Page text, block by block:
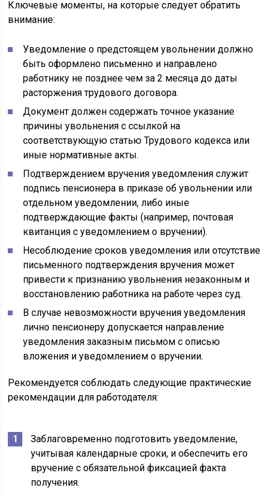
Ключевые моменты, на которые следует обратить
внимание:
Уведомление о предстоящем увольнении должно
быть оформлено письменно и направлено
работнику не позднее чем за 2 месяца до даты
расторжения трудового договора.
Документ должен содержать точное указание
причины увольнения с ссылкой на
соответствующую статью Трудового кодекса или
иные нормативные акты.
Подтверждением вручения уведомления служит
подпись пенсионера в приказе об увольнении или
отдельном уведомлении, либо иные
подтверждающие факты (например, почтовая
квитанция с уведомлением о вручении).
Несоблюдение сроков уведомления или отсутствие
письменного подтверждения вручения может
привести к признанию увольнения незаконным и
восстановлению работника на работе через суд.
В случае невозможности вручения уведомления
лично пенсионеру допускается направление
уведомления заказным письмом с описью
вложения и уведомлением о вручении.
Рекомендуется соблюдать следующие практические
рекомендации для работодателя:
Заблаговременно подготовить уведомление,
учитывая календарные сроки, и обеспечить его
вручение с обязательной фиксацией факта
получения.